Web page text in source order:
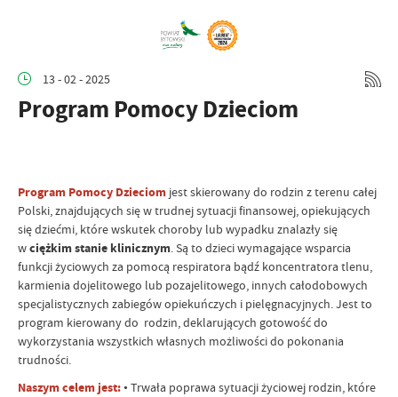
13 - 02 - 2025
Program Pomocy Dzieciom
Program Pomocy Dzieciom jest skierowany do rodzin z terenu całej
Polski, znajdujących się w trudnej sytuacji finansowej, opiekujących
się dziećmi, które wskutek choroby lub wypadku znalazły się
wciężkim stanie klinicznym. Są to dzieci wymagające wsparcia
funkcji życiowych za pomocą respiratora bądź koncentratora tlenu,
karmienia dojelitowego lub pozajelitowego, innych całodobowych
specjalistycznych zabiegów opiekuńczych i pielęgnacyjnych. Jest to
program kierowany do rodzin, deklarujących gotowość do
wykorzystania wszystkich własnych możliwości do pokonania
trudności.
Naszym celem jest:• Trwała poprawa sytuacji życiowej rodzin, które